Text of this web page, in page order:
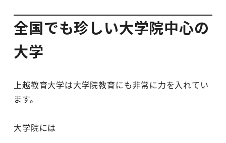
全国でも珍しい大学院中心の
大学
上越教育大学は大学院教育にも非常に力を入れてい
ます。
大学院には